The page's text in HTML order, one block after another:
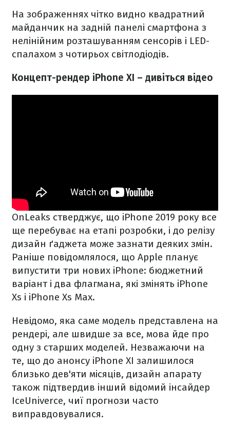
На зображеннях чітко видно квадратний
майданчик на задній панелі смартфона з
нелінійним розташуванням сенсорів і LED-
спалахом з чотирьох світлодіодів.
Концепт-рендер iPhone XI – дивіться відео
OnLeaks стверджує, що iPhone 2019 року все
ще перебуває на етапі розробки, і до релізу
дизайн ґаджета може зазнати деяких змін.
Раніше повідомлялося, що Apple планує
випустити три нових iPhone: бюджетний
варіант і два флагмана, які змінять iPhone
Xs і iPhone Xs Max.
Невідомо, яка саме модель представлена ​​на
рендері, але швидше за все, мова йде про
одну з старших моделей. Незважаючи на
те, що до анонсу iPhone XI залишилося
близько дев'яти місяців, дизайн апарату
також підтвердив інший відомий інсайдер
IceUniverce, чиї прогнози часто
виправдовувалися.